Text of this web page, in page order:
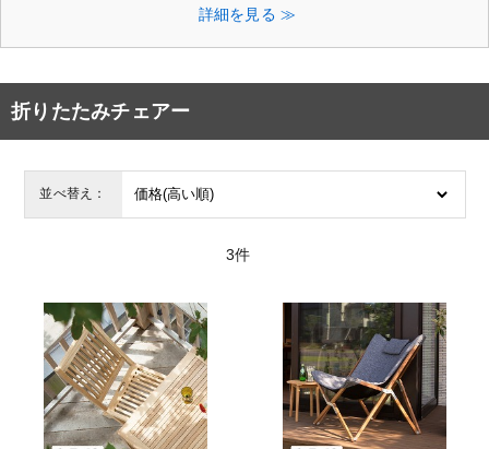
詳細を見る ≫
折りたたみチェアー
並べ替え：
3件